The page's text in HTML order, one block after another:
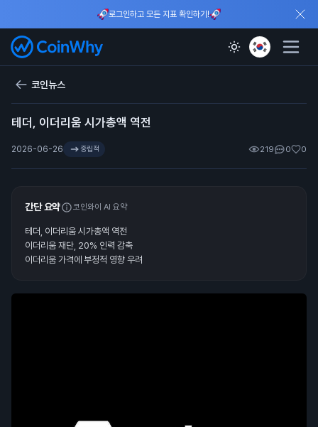
로그인하고 모든 지표 확인하기!
코인뉴스
테더, 이더리움 시가총액 역전
2026-06-26 중립적 219 0 0
간단 요약 코인와이 AI 요약
테더, 이더리움 시가총액 역전
이더리움 재단, 20% 인력 감축
이더리움 가격에 부정적 영향 우려